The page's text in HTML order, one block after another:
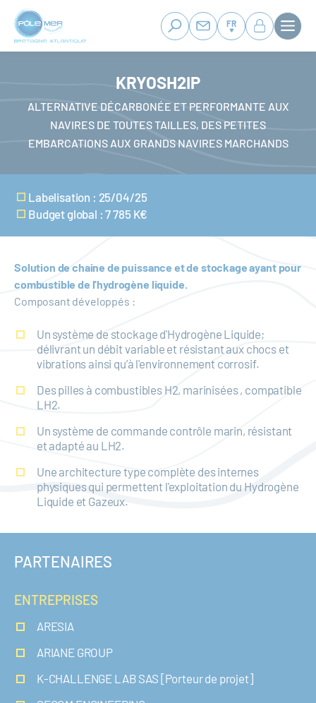
Panneau de gestion des cookies
Aller
contenu
FR
KRYOSH2IP
ALTERNATIVE DÉCARBONÉE ET PERFORMANTE AUX
NAVIRES DE TOUTES TAILLES, DES PETITES
EMBARCATIONS AUX GRANDS NAVIRES MARCHANDS
Labelisation : 25/04/25
Budget global : 7 785 K€
Solution de chaine de puissance et de stockage ayant pour
combustible de l'hydrogène liquide.
Composant développés :
Un système de stockage d'Hydrogène Liquide;
délivrant un débit variable et résistant aux chocs et
vibrations ainsi qu’à l'environnement corrosif.
Des pilles à combustibles H2, marinisées , compatible
LH2.
Un système de commande contrôle marin, résistant
et adapté au LH2.
Une architecture type complète des internes
physiques qui permettent l'exploitation du Hydrogène
Liquide et Gazeux.
PARTENAIRES
ENTREPRISES
ARESIA
ARIANE GROUP
K-CHALLENGE LAB SAS [Porteur de projet]